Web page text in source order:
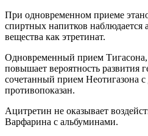
При одновременном приеме
спиртных напитков наблюдается
вещества как этретинат.
Одновременный прием Тигасона,
повышает вероятность развития
сочетанный прием Неотигазона
противопоказан.
Ацитретин не оказывает
Варфарина с альбуминами.